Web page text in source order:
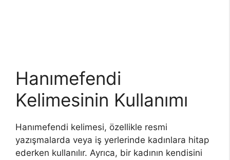
Hanımefendi
Kelimesinin Kullanımı
Hanımefendi kelimesi, özellikle resmi
yazışmalarda veya iş yerlerinde kadınlara hitap
ederken kullanılır. Ayrıca, bir kadının kendisini